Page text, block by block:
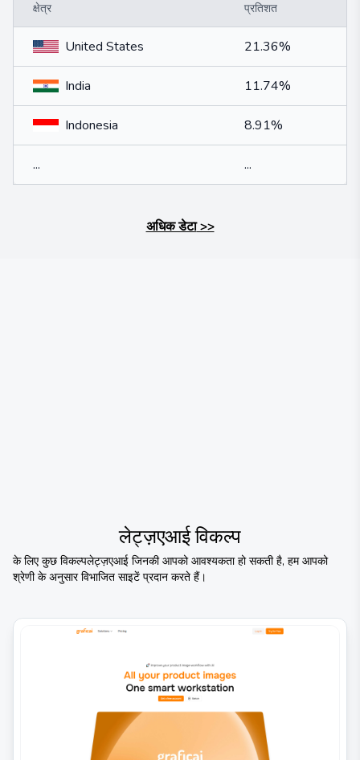
क्षेत्र प्रतिशत
United States 21.36%
India 11.74%
Indonesia 8.91%
... ...
अधिक डेटा>>
लेट्ज़एआईविकल्प
के लिए कुछ विकल्पलेट्ज़एआई जिनकी आपको आवश्यकता हो सकती है, हम आपको
श्रेणी के अनुसार विभाजित साइटें प्रदान करते हैं।